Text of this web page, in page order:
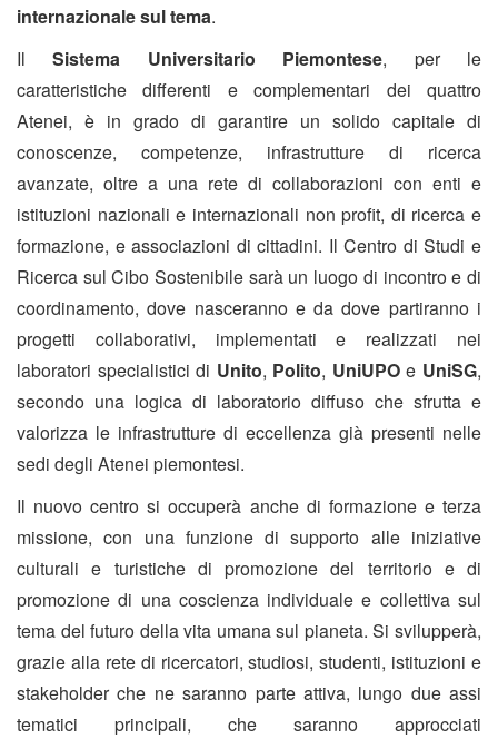
internazionale sul tema.
Il Sistema Universitario Piemontese, per le
caratteristiche differenti e complementari dei quattro
Atenei, è in grado di garantire un solido capitale di
conoscenze, competenze, infrastrutture di ricerca
avanzate, oltre a una rete di collaborazioni con enti e
istituzioni nazionali e internazionali non profit, di ricerca e
formazione, e associazioni di cittadini. Il Centro di Studi e
Ricerca sul Cibo Sostenibile sarà un luogo di incontro e di
coordinamento, dove nasceranno e da dove partiranno i
progetti collaborativi, implementati e realizzati nei
laboratori specialistici di Unito, Polito, UniUPOe UniSG,
secondo una logica di laboratorio diffuso che sfrutta e
valorizza le infrastrutture di eccellenza già presenti nelle
sedi degli Atenei piemontesi.
Il nuovo centro si occuperà anche di formazione e terza
missione, con una funzione di supporto alle iniziative
culturali e turistiche di promozione del territorio e di
promozione di una coscienza individuale e collettiva sul
tema del futuro della vita umana sul pianeta. Si svilupperà,
grazie alla rete di ricercatori, studiosi, studenti, istituzioni e
stakeholder che ne saranno parte attiva, lungo due assi
tematici principali, che saranno approcciati